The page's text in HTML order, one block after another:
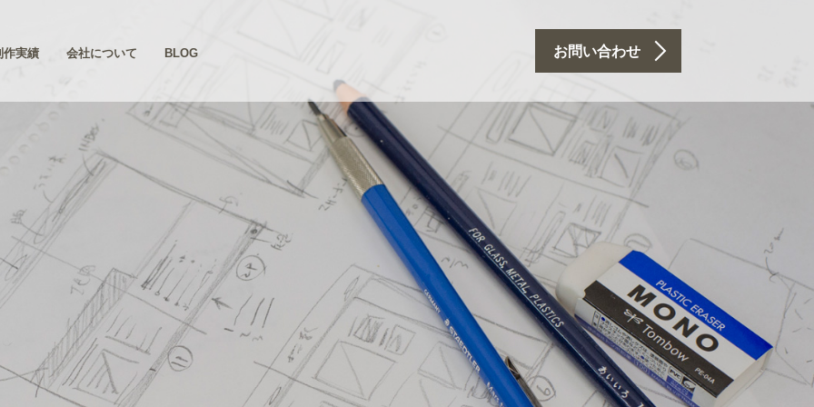
作実績 会社について BLOG お問い合わせ